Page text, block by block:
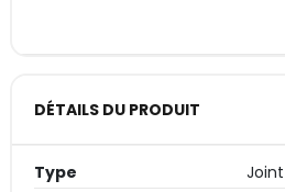
DÉTAILS DU PRODUIT
Type
Joint